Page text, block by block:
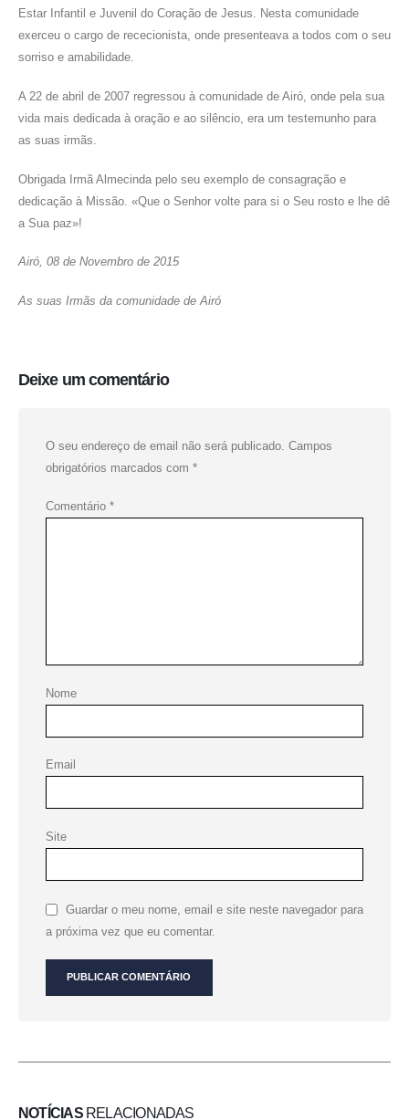
Estar Infantil e Juvenil do Coração de Jesus. Nesta comunidade
exerceu o cargo de rececionista, onde presenteava a todos com o seu
sorriso e amabilidade.
A 22 de abril de 2007 regressou à comunidade de Airó, onde pela sua
vida mais dedicada à oração e ao silêncio, era um testemunho para
as suas irmãs.
Obrigada Irmã Almecinda pelo seu exemplo de consagração e
dedicação à Missão. «Que o Senhor volte para si o Seu rosto e lhe dê
a Sua paz»!
Airó, 08 de Novembro de 2015
As suas Irmãs da comunidade de Airó
Deixe um comentário
O seu endereço de email não será publicado. Campos
obrigatórios marcados com *
Comentário *
Nome
Email
Site
Guardar o meu nome, email e site neste navegador para
a próxima vez que eu comentar.
NOTÍCIASRELACIONADAS